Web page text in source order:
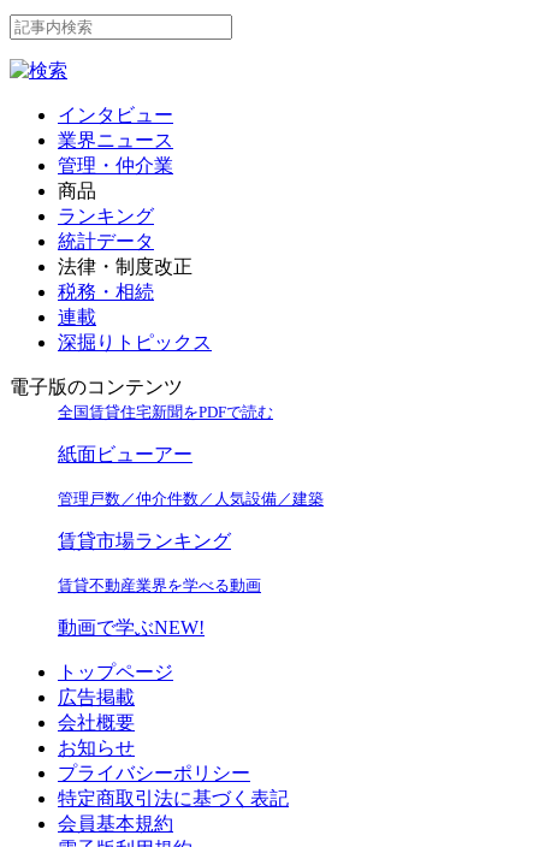
インタビュー
業界ニュース
管理・仲介業
商品
ランキング
統計データ
法律・制度改正
税務・相続
連載
深掘りトピックス
電子版のコンテンツ
全国賃貸住宅新聞をPDFで読む
紙面ビューアー
管理戸数／仲介件数／人気設備／建築
賃貸市場ランキング
賃貸不動産業界を学べる動画
動画で学ぶNEW!
トップページ
広告掲載
会社概要
お知らせ
プライバシーポリシー
特定商取引法に基づく表記
会員基本規約